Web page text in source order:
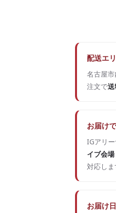
配送エ
名古屋
注文で
お届け
IGアリ
イブ会
対応しま
お届け